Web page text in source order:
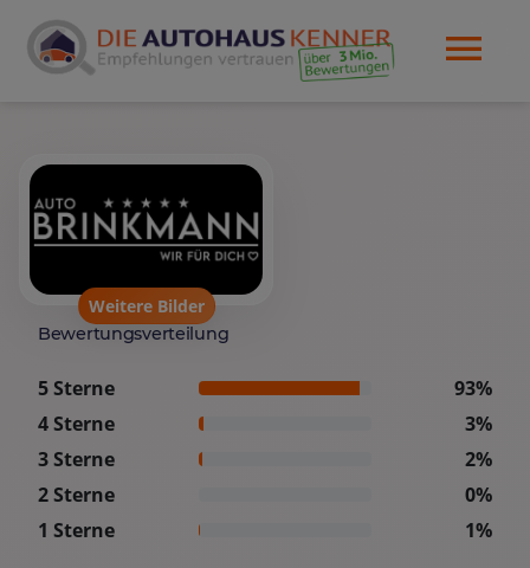
Weitere Bilder
Bewertungsverteilung
5 Sterne
93%
4 Sterne
3%
3 Sterne
2%
2 Sterne
0%
1 Sterne
1%